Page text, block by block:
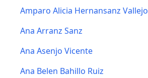
Amparo Alicia Hernansanz Vallejo
Ana Arranz Sanz
Ana Asenjo Vicente
Ana Belen Bahillo Ruiz